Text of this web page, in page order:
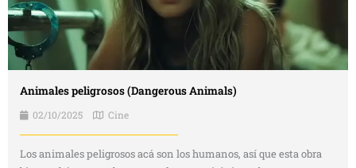
Animales peligrosos (Dangerous Animals)
02/10/2025 Cine
Los animales peligrosos acá son los humanos, así que esta obra